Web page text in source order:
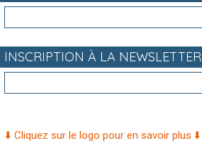
INSCRIPTION À LA NEWSLETTER
⬇️ Cliquez sur le logo pour en savoir plus ⬇️